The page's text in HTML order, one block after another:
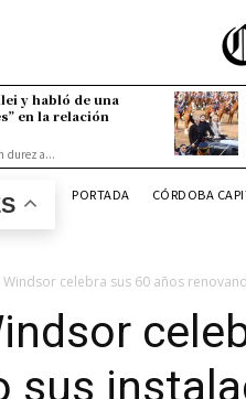
y habló de una
en la relación
dureza...
PORTADA CÓRDOBA
Windsor celebra sus 60 años
sus